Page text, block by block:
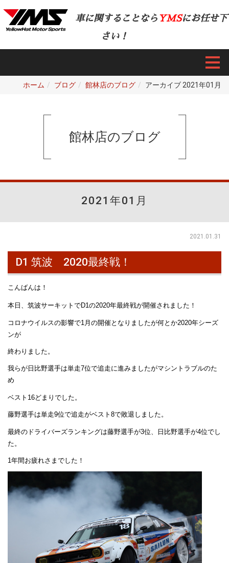
車に関することなら YMSにお任せ下
さい！
ホーム ブログ 館林店のブログ アーカイブ 2021年01月
館林店のブログ
2021年01月
2021.01.31
D1 筑波 2020最終戦！
こんばんは！
本日、筑波サーキットでD1の2020年最終戦が開催されました！
コロナウイルスの影響で1月の開催となりましたが何とか2020年シーズ
ンが
終わりました。
我らが日比野選手は単走7位で追走に進みましたがマシントラブルのた
め
ベスト16どまりでした。
藤野選手は単走9位で追走がベスト8で敗退しました。
最終のドライバーズランキングは藤野選手が3位、日比野選手が4位でし
た。
1年間お疲れさまでした！